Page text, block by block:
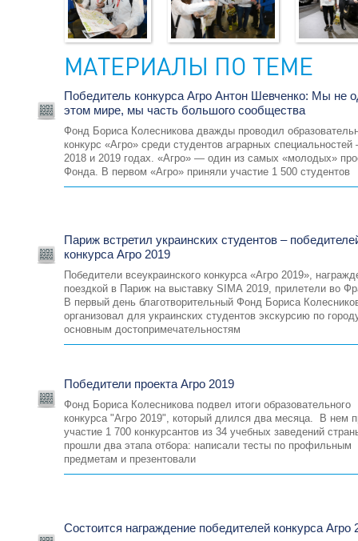
МАТЕРИАЛЫ ПО ТЕМЕ
Победитель конкурса Агро Антон Шевченко: Мы не
этом мире, мы часть большого сообщества
Фонд Бориса Колесникова дважды проводил
конкурс «Агро» среди студентов аграрных
2018 и 2019 годах. «Агро» — один из самых «молодых»
Фонда. В первом «Агро» приняли участие 1 500 студентов
Париж встретил украинских студентов –
конкурса Агро 2019
Победители всеукраинского конкурса «Агро 2019»,
поездкой в Париж на выставку SIMA 2019, прилетели во
В первый день благотворительный Фонд Бориса
организовал для украинских студентов экскурсию по
основным достопримечательностям
Победители проекта Агро 2019
Фонд Бориса Колесникова подвел итоги образовательного
конкурса "Агро 2019", который длился два месяца. В нем
участие 1 700 конкурсантов из 34 учебных заведений
прошли два этапа отбора: написали тесты по профильным
предметам и презентовали
Состоится награждение победителей конкурса Агро